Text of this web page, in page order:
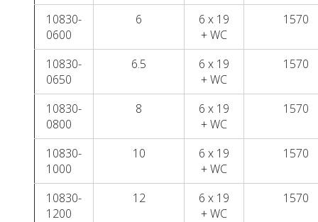
10830-
0600
6
6 x 19
+ WC
1570
10830-
0650
6.5
6 x 19
+ WC
1570
10830-
0800
8
6 x 19
+ WC
1570
10830-
1000
10
6 x 19
+ WC
1570
10830-
1200
12
6 x 19
+ WC
1570